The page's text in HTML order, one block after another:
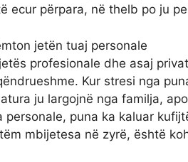
ecur përpara, në thelb po ju
jetën tuaj personale
profesionale dhe asaj
Kur stresi nga
ju largojnë nga familja,
personale, puna ka kaluar
mbijetesa në zyrë, është